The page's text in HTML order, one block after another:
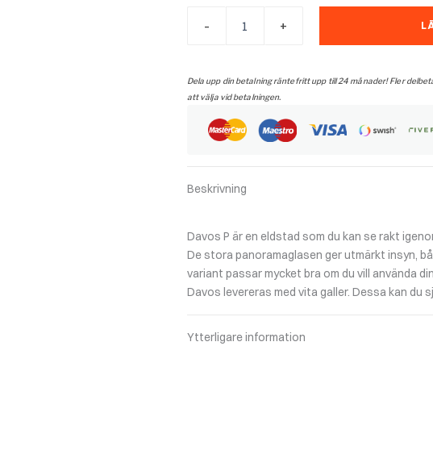
-
insats
N-
mängd
+
Dela upp din betalning räntefritt upp till 24 månader! Fler
att välja vid betalningen.
Beskrivning
Davos P är en eldstad som du kan se rakt
De stora panoramaglasen ger utmärkt insyn,
variant passar mycket bra om du vill använda
Davos levereras med vita galler. Dessa kan du
Ytterligare information